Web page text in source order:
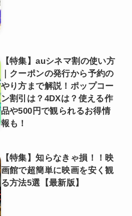
【特集】auシネマ割の使い方
｜クーポンの発行から予約の
やり方まで解説！ポップコー
ン割引は？4DXは？使える作
品や500円で観られるお得情
報も！
【特集】知らなきゃ損！！映
画館で超簡単に映画を安く観
る方法5選【最新版】